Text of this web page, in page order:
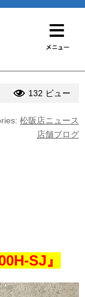
132 ビュー
松阪店ニュース
店舗ブログ
SJ』